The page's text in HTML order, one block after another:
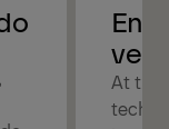
At the